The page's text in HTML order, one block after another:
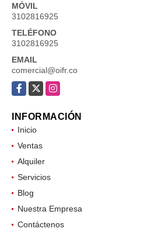
MÓVIL
3102816925
TELÉFONO
3102816925
EMAIL
comercial@oifr.co
Facebook
X Instagram
INFORMACIÓN
Inicio
Ventas
Alquiler
Servicios
Blog
Nuestra Empresa
Contáctenos